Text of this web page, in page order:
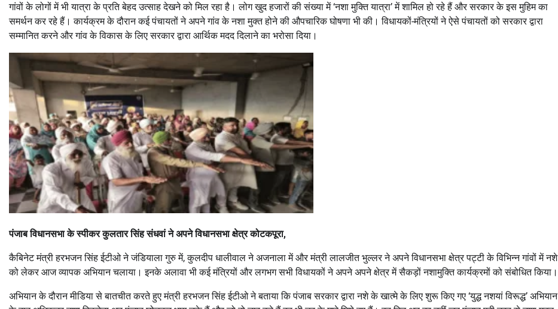
गांवों के लोगों में भी यात्रा के प्रति बेहद उत्साह देखने को मिल रहा है। लोग खुद हजारों की संख्या में ‘नशा मुक्ति यात्रा’ में शामिल हो रहे हैं और सरकार के इस मुहिम का
समर्थन कर रहे हैं। कार्यक्रम के दौरान कई पंचायतों ने अपने गांव के नशा मुक्त होने की औपचारिक घोषणा भी की। विधायकों-मंत्रियों ने ऐसे पंचायतों को सरकार द्वारा
सम्मानित करने और गांव के विकास के लिए सरकार द्वारा आर्थिक मदद दिलाने का भरोसा दिया।
पंजाब विधानसभा के स्पीकर कुलतार सिंह संधवां ने अपने विधानसभा क्षेत्र कोटकपूरा,
कैबिनेट मंत्री हरभजन सिंह ईटीओ ने जंडियाला गुरु में, कुलदीप धालीवाल ने अजनाला में और मंत्री लालजीत भुल्लर ने अपने विधानसभा क्षेत्र पट्टी के विभिन्न गांवों में नशे
को लेकर आज व्यापक अभियान चलाया। इनके अलावा भी कई मंत्रियों और लगभग सभी विधायकों ने अपने अपने क्षेत्र में सैकड़ों नशामुक्ति कार्यक्रमों को संबोधित किया।
अभियान के दौरान मीडिया से बातचीत करते हुए मंत्री हरभजन सिंह ईटीओ ने बताया कि पंजाब सरकार द्वारा नशे के खात्मे के लिए शुरू किए गए ‘युद्ध नशयां विरूद्ध’ अभियान